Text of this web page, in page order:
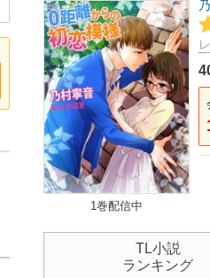
1巻配信中
TL小説
ランキング